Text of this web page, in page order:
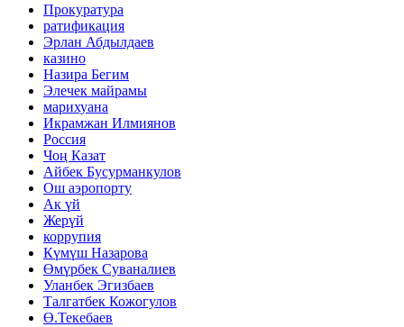
Прокуратура
ратификация
Эрлан Абдылдаев
казино
Назира Бегим
Элечек майрамы
марихуана
Икрамжан Илмиянов
Россия
Чоң Казат
Айбек Бусурманкулов
Ош аэропорту
Ак үй
Жерүй
коррупия
Күмүш Назарова
Өмүрбек Суваналиев
Уланбек Эгизбаев
Талгатбек Кожогулов
Ө.Текебаев